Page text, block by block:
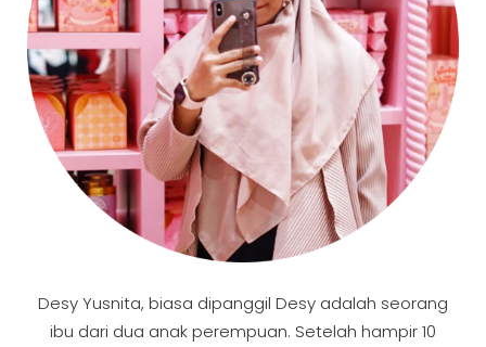
Desy Yusnita, biasa dipanggil Desy adalah seorang
ibu dari dua anak perempuan. Setelah hampir 10